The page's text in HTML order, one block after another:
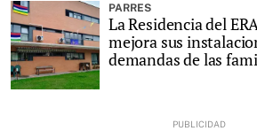
PARRES
La Residencia del
mejora sus
demandas de las